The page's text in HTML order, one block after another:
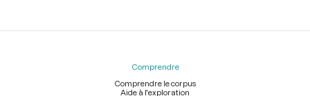
Comprendre
Comprendre le corpus
Aide à l'exploration